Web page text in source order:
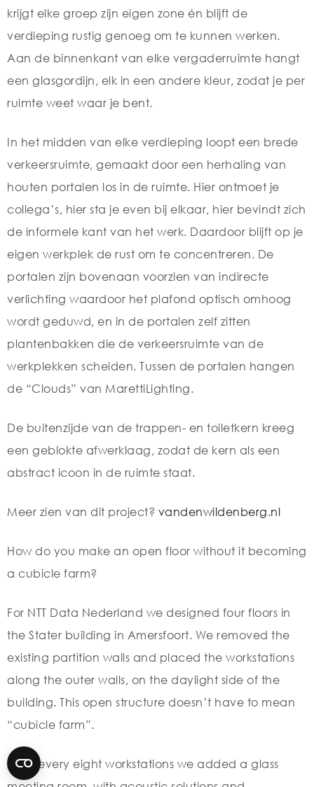
krijgt elke groep zijn eigen zone én blijft de
verdieping rustig genoeg om te kunnen werken.
Aan de binnenkant van elke vergaderruimte hangt
een glasgordijn, elk in een andere kleur, zodat je per
ruimte weet waar je bent.
In het midden van elke verdieping loopt een brede
verkeersruimte, gemaakt door een herhaling van
houten portalen los in de ruimte. Hier ontmoet je
collega’s, hier sta je even bij elkaar, hier bevindt zich
de informele kant van het werk. Daardoor blijft op je
eigen werkplek de rust om te concentreren. De
portalen zijn bovenaan voorzien van indirecte
verlichting waardoor het plafond optisch omhoog
wordt geduwd, en in de portalen zelf zitten
plantenbakken die de verkeersruimte van de
werkplekken scheiden. Tussen de portalen hangen
de “Clouds” van MarettiLighting.
De buitenzijde van de trappen- en toiletkern kreeg
een geblokte afwerklaag, zodat de kern als een
abstract icoon in de ruimte staat.
Meer zien van dit project? vandenwildenberg.nl
How do you make an open floor without it becoming
a cubicle farm?
For NTT Data Nederland we designed four floors in
the Stater building in Amersfoort. We removed the
existing partition walls and placed the workstations
along the outer walls, on the daylight side of the
building. This open structure doesn’t have to mean
“cubicle farm”.
After every eight workstations we added a glass